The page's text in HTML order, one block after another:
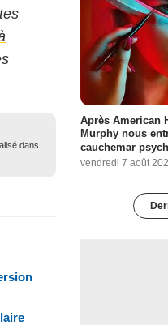
dans
Après American
Murphy nous
cauchemar
vendredi 7 août